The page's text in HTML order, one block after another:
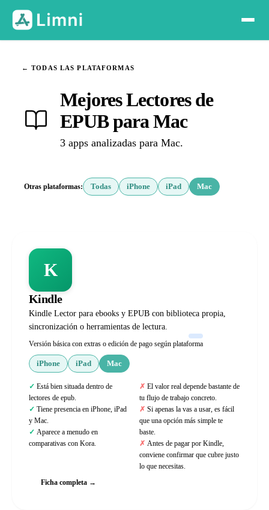
← TODAS LAS PLATAFORMAS
Mejores Lectores de
EPUB para Mac
3 apps analizadas para Mac.
Otras plataformas: Todas iPhone iPad Mac
K
Kindle
Kindle Lector para ebooks y EPUB con biblioteca propia,
sincronización o herramientas de lectura.
Versión básica con extras o edición de pago según plataforma
iPhone iPad Mac
Está bien situada dentro de
lectores de epub.
Tiene presencia en iPhone, iPad
y Mac.
Aparece a menudo en
comparativas con Kora.
El valor real depende bastante de
tu flujo de trabajo concreto.
Si apenas la vas a usar, es fácil
que una opción más simple te
baste.
Antes de pagar por Kindle,
conviene confirmar que cubre justo
lo que necesitas.
Ficha completa →